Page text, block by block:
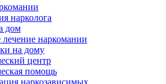
нарколога
дом
наркомании
на дому
центр
помощь
наркозависимых